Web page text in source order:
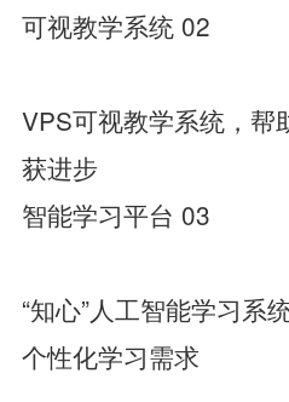
可视教学系统 02
VPS可视教学系统，帮
获进步
智能学习平台 03
“知心”人工智能学习系
个性化学习需求